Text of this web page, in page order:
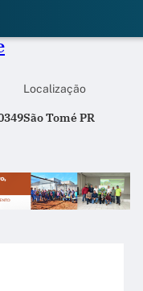
Localização
São Tomé PR